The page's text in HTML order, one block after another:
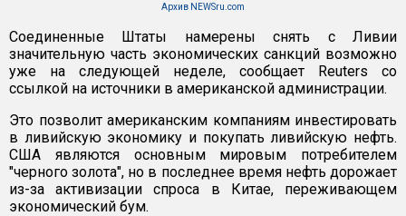
Архив NEWSru.com
Соединенные Штаты намерены снять с Ливии
значительную часть экономических санкций возможно
уже на следующей неделе, сообщает Reuters со
ссылкой на источники в американской администрации.
Это позволит американским компаниям инвестировать
в ливийскую экономику и покупать ливийскую нефть.
США являются основным мировым потребителем
"черного золота", но в последнее время нефть дорожает
из-за активизации спроса в Китае, переживающем
экономический бум.